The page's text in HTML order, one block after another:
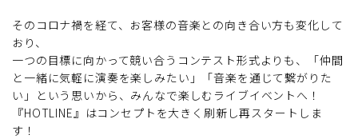
そのコロナ禍を経て、お客様の音楽との向き合い方も変化して
おり、
一つの目標に向かって競い合うコンテスト形式よりも、「仲間
と一緒に気軽に演奏を楽しみたい」「音楽を通じて繋がりた
い」という思いから、みんなで楽しむライブイベントへ！
『HOTLINE』はコンセプトを大きく刷新し再スタートしま
す！